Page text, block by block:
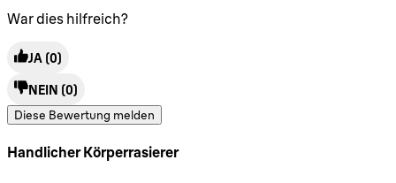
War dies hilfreich?
JA (0)
NEIN (0)
Diese Bewertung melden
Handlicher Körperrasierer